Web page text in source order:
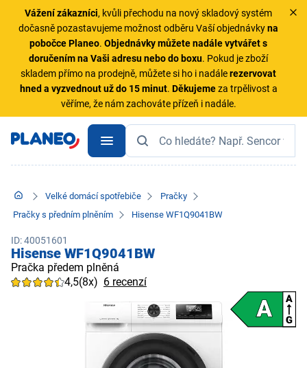
Vážení zákazníci, kvůli přechodu na nový skladový systém
dočasně pozastavujeme možnost odběru Vaší objednávkyna
pobočce Planeo.Objednávky můžete nadále vytvářet s
doručením na Vaši adresu nebo do boxu. Pokud je zboží
skladem přímo na prodejně, můžete si ho i nadálerezervovat
hned a vyzvednout už do 15 minut. Děkujemeza trpělivost a
věříme, že nám zachováte přízeň i nadále.
Velké domácí spotřebiče
Pračky
Pračky s předním plněním
Hisense WF1Q9041BW
ID: 40051601
Hisense WF1Q9041BW
Pračka předem plněná
4,5(8x) 6 recenzí